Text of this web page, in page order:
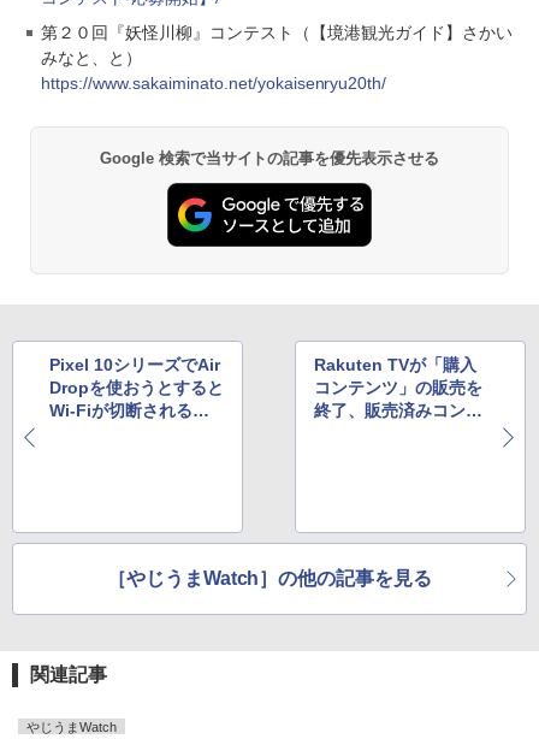
第２０回『妖怪川柳』コンテスト（【境港観光ガイド】さかい
みなと、と）
https://www.sakaiminato.net/yokaisenryu20th/
Google 検索で当サイトの記事を優先表示させる
Pixel 10シリーズでAir
Dropを使おうとすると
Wi-Fiが切断される？
Rakuten TVが「購入
コンテンツ」の販売を
終了、販売済みコンテ
［やじうまWatch］の他の記事を見る
関連記事
やじうまWatch